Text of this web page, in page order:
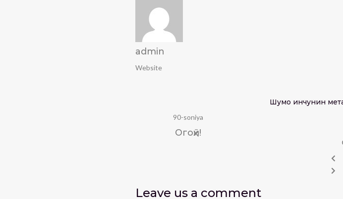
admin
Website
Шумо инчунин
90-soniya
Огоҳӣ!
Leave us a comment